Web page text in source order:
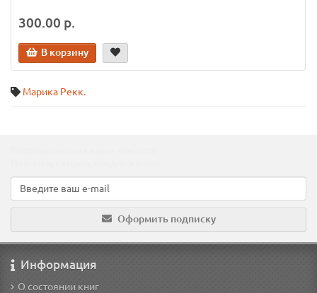
300.00 р.
В корзину
Марика Рекк.
Оформить подписку
Информация
О состоянии книг